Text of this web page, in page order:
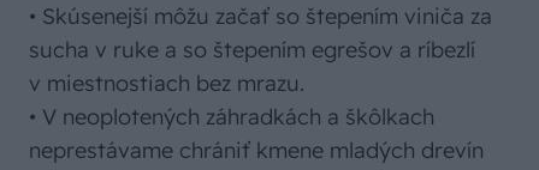
• Skúsenejší môžu začať so štepením viniča za
sucha v ruke a so štepením egrešov a ríbezlí
v miestnostiach bez mrazu.
• V neoplotených záhradkách a škôlkach
neprestávame chrániť kmene mladých drevín